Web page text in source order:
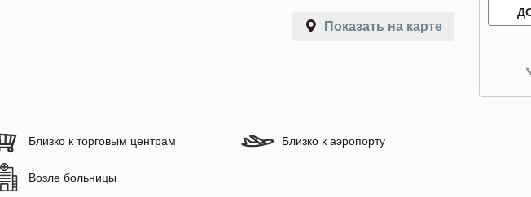
Показать на карте
Близко к торговым центрам Близко к аэропорту
Возле больницы